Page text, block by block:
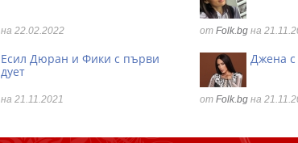
на 22.02.2022 от Folk.bg на
Есил Дюран и Фики с първи
дует
на 21.11.2021
Джена
от Folk.bg на